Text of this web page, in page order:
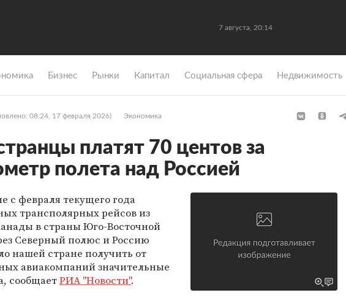
7 августа, 20:14
Бизнес Рынки Капитал Социальная сфера Недвижимость
08:24, 17 февраля 2026) Экономика
платят 70 центов за
полета над Россией
с февраля текущего года
трансполярных рейсов из
в страны Юго-Восточной
Северный полюс и Россию
нашей стране получить от
авиакомпаний значительные
сообщаетРИА "Новости".